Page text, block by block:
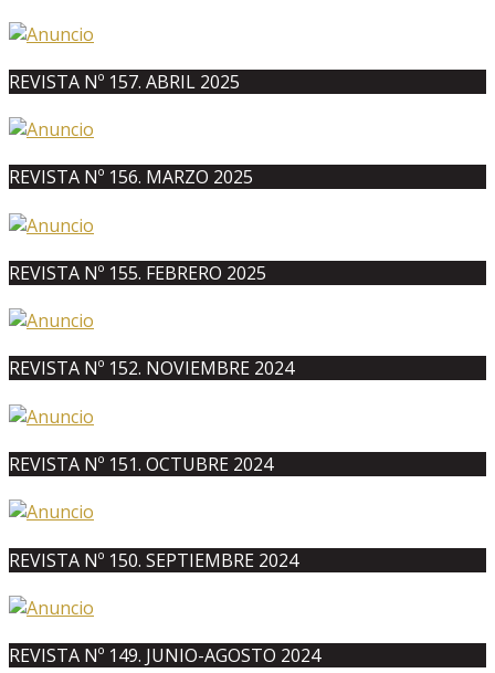
REVISTA Nº 157. ABRIL 2025
REVISTA Nº 156. MARZO 2025
REVISTA Nº 155. FEBRERO 2025
REVISTA Nº 152. NOVIEMBRE 2024
REVISTA Nº 151. OCTUBRE 2024
REVISTA Nº 150. SEPTIEMBRE 2024
REVISTA Nº 149. JUNIO-AGOSTO 2024